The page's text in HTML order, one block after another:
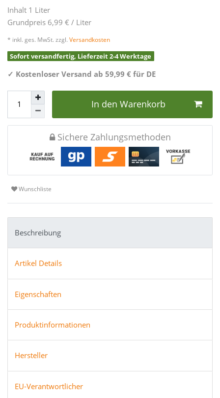
Inhalt 1 Liter
Grundpreis 6,99 € / Liter
* inkl. ges. MwSt. zzgl. Versandkosten
Sofort versandfertig, Lieferzeit 2-4 Werktage
✓ Kostenloser Versand ab 59,99 € für DE
In den Warenkorb
Sichere Zahlungsmethoden
Wunschliste
Beschreibung
Artikel Details
Eigenschaften
Produktinformationen
Hersteller
EU-Verantwortlicher